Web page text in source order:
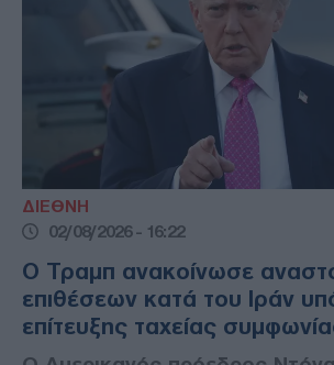
ΔΙΕΘΝΗ
02/08/2026 - 16:22
Ο Τραμπ ανακοίνωσε
επιθέσεων κατά του Ιράν
επίτευξης ταχείας